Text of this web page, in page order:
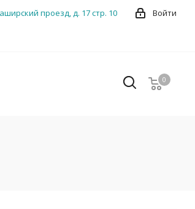
Войти
проезд, д. 17 стр. 10
0
0